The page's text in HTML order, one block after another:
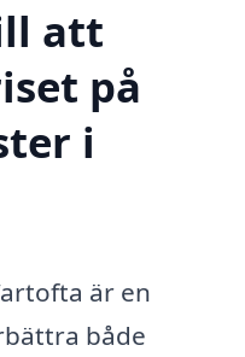
att
på
i
är en
både